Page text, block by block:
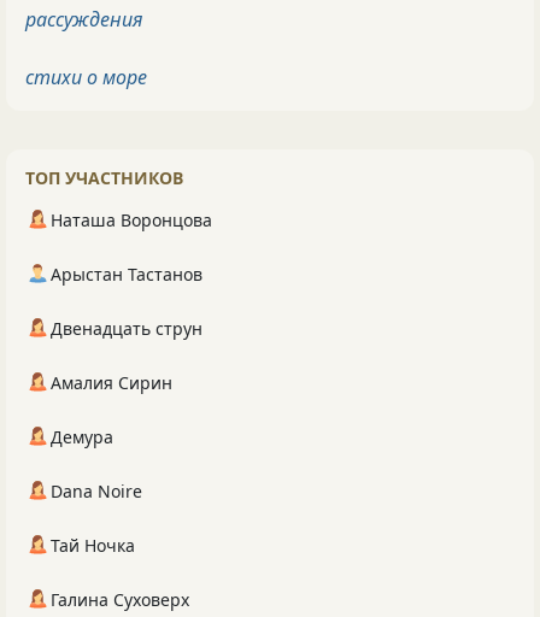
рассуждения
стихи о море
ТОП УЧАСТНИКОВ
Наташа Воронцова
Арыстан Тастанов
Двенадцать струн
Амалия Сирин
Демура
Dana Noire
Тай Ночка
Галина Суховерх